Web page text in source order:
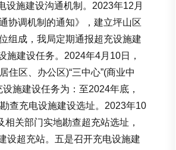
设施建设沟通机制。2023年12月
协调机制的通知》，建立坪山区
组成，我局定期通报超充设施建
建设任务。2024年4月10日，
住区、办公区)“三中心”(商业中
施建设任务为：至2024年底，
查充电设施建设选址。2023年10
关部门实地勘查超充站选址，
设超充站。五是召开充电设施建